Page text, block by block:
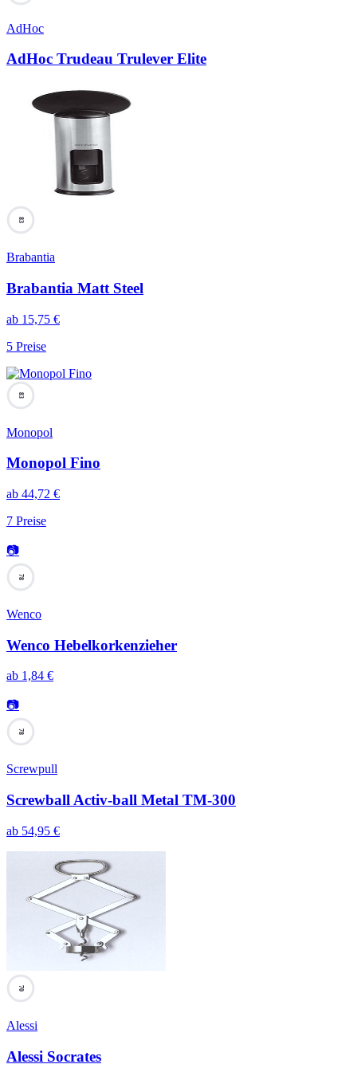
AdHoc
AdHoc Trudeau Trulever Elite
83
Brabantia
Brabantia Matt Steel
ab 15,75 €
5 Preise
83
Monopol
Monopol Fino
ab 44,72 €
7 Preise
📷
78
Wenco
Wenco Hebelkorkenzieher
ab 1,84 €
📷
78
Screwpull
Screwball Activ-ball Metal TM-300
ab 54,95 €
70
Alessi
Alessi Socrates